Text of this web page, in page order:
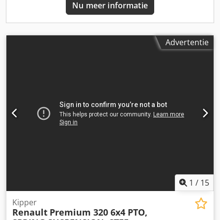
Profiel rechts: 8 mm Leeggewicht: 2.975 kg Laadvermogen:
Nu meer informatie
Advertentie
1 / 15
Kipper
Renault Premium 320 6x4 PTO,